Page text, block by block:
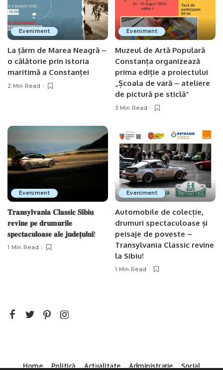
Eveniment
La țărm de Marea Neagră –
o călătorie prin istoria
maritimă a Constanței
2 Min Read
Eveniment
Muzeul de Artă Populară
Constanța organizează
prima ediție a proiectului
„Școala de vară – ateliere
de pictură pe sticlă”
3 Min Read
Eveniment
𝐓𝐫𝐚𝐧𝐬𝐲𝐥𝐯𝐚𝐧𝐢𝐚 𝐂𝐥𝐚𝐬𝐬𝐢𝐜 𝐒𝐢𝐛𝐢𝐮
𝐫𝐞𝐯𝐢𝐧𝐞 𝐩𝐞 𝐝𝐫𝐮𝐦𝐮𝐫𝐢𝐥𝐞
𝐬𝐩𝐞𝐜𝐭𝐚𝐜𝐮𝐥𝐨𝐚𝐬𝐞 𝐚𝐥𝐞 𝐣𝐮𝐝𝐞𝐭̦𝐮𝐥𝐮𝐢!
1 Min Read
Eveniment
Automobile de colecție,
drumuri spectaculoase și
peisaje de poveste –
Transylvania Classic revine
la Sibiu!
1 Min Read
Home Politică Actualitate Administrație Social